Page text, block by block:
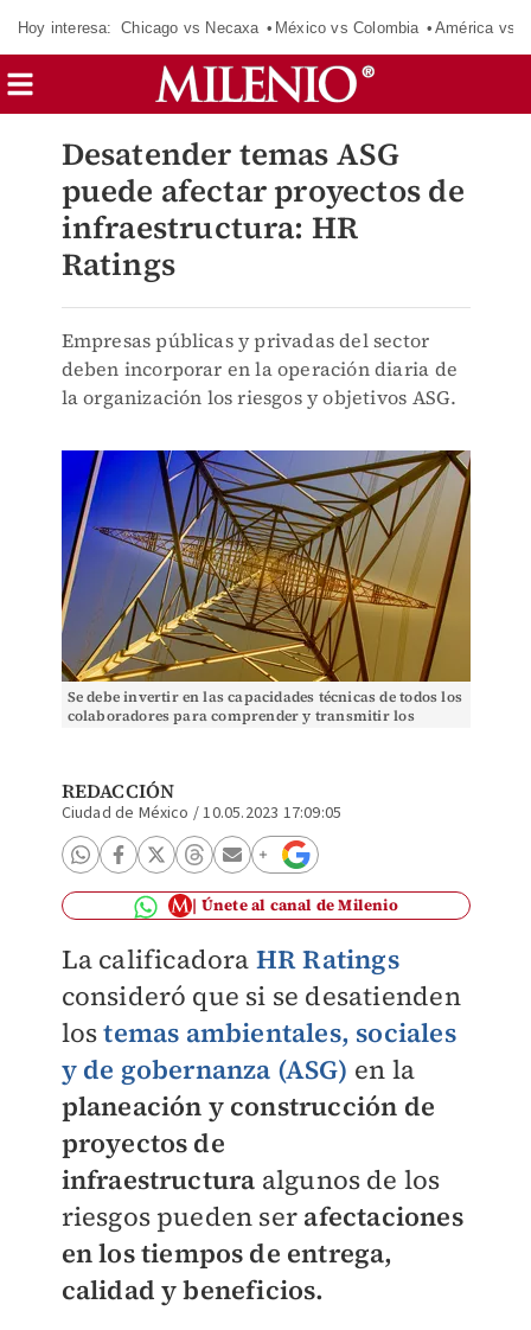
Hoy interesa: Chicago vs Necaxa México vs Colombia América vs
Desatender temas ASG
puede afectar proyectos de
infraestructura: HR
Ratings
Empresas públicas y privadas del sector
deben incorporar en la operación diaria de
la organización los riesgos y objetivos ASG.
Se debe invertir en las capacidades técnicas de todos los
colaboradores para comprender y transmitir los
REDACCIÓN
Ciudad de México /10.05.2023 17:09:05
Únete al canal de Milenio
La calificadora HR Ratings
consideró que si se desatienden
lostemas ambientales, sociales
y de gobernanza (ASG) en la
planeación y construcción de
proyectos de
infraestructura algunos de los
riesgos pueden ser afectaciones
en los tiempos de entrega,
calidad y beneficios.